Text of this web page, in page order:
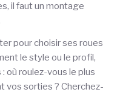
il faut un montage
pour choisir ses roues
le style ou le profil,
où roulez-vous le plus
vos sorties ? Cherchez-